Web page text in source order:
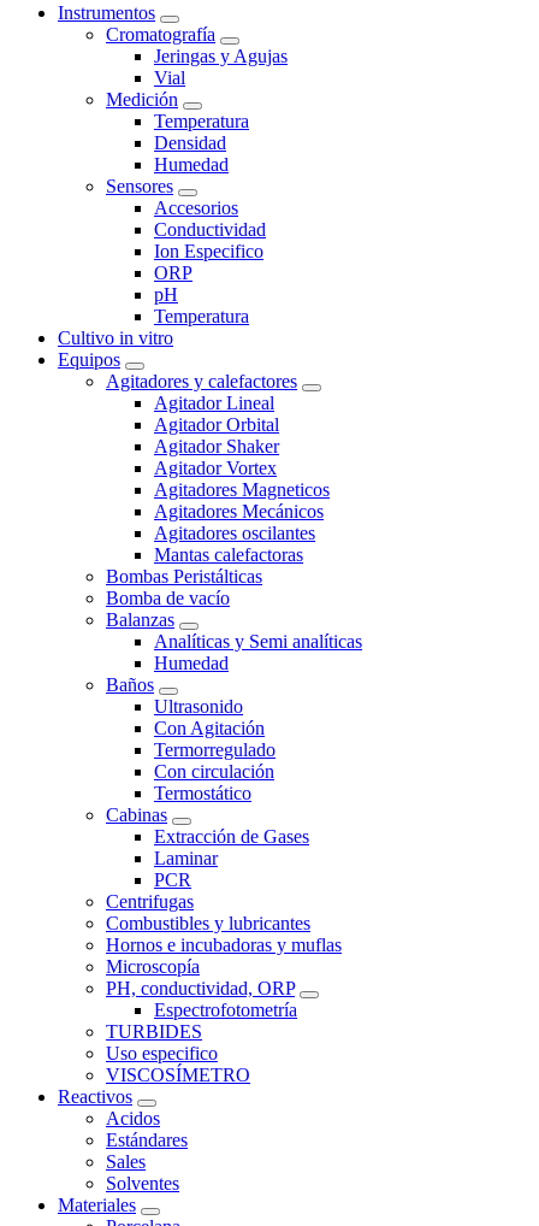
Instrumentos
Cromatografía
Jeringas y Agujas
Vial
Medición
Temperatura
Densidad
Humedad
Sensores
Accesorios
Conductividad
Ion Especifico
ORP
pH
Temperatura
Cultivo in vitro
Equipos
Agitadores y calefactores
Agitador Lineal
Agitador Orbital
Agitador Shaker
Agitador Vortex
Agitadores Magneticos
Agitadores Mecánicos
Agitadores oscilantes
Mantas calefactoras
Bombas Peristálticas
Bomba de vacío
Balanzas
Analíticas y Semi analíticas
Humedad
Baños
Ultrasonido
Con Agitación
Termorregulado
Con circulación
Termostático
Cabinas
Extracción de Gases
Laminar
PCR
Centrifugas
Combustibles y lubricantes
Hornos e incubadoras y muflas
Microscopía
PH, conductividad, ORP
Espectrofotometría
TURBIDES
Uso especifico
VISCOSÍMETRO
Reactivos
Acidos
Estándares
Sales
Solventes
Materiales